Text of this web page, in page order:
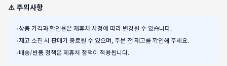
⚠️ 주의사항
•상품 가격과 할인율은 제휴처 사정에 따라 변경될 수 있습니다.
•재고 소진 시 판매가 종료될 수 있으며, 주문 전 재고를 확인해 주세요.
•배송/반품 정책은 제휴처 정책이 적용됩니다.